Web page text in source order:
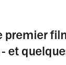
et